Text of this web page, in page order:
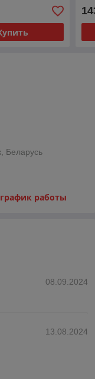
Беларусь
работы
08.09.2024
13.08.2024